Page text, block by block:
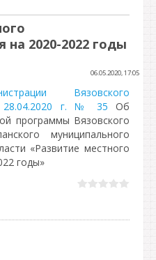
на 2020-2022 годы
06.05.2020, 17:05
Вязовского
28.04.2020 г. № 35 Об
программы Вязовского
муниципального
«Развитие местного
годы»